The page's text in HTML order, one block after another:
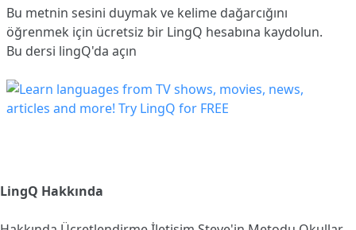
Bu metnin sesini duymak ve kelime dağarcığını
öğrenmek için ücretsiz bir LingQ hesabına kaydolun.
Bu dersi lingQ'da açın
LingQ Hakkında